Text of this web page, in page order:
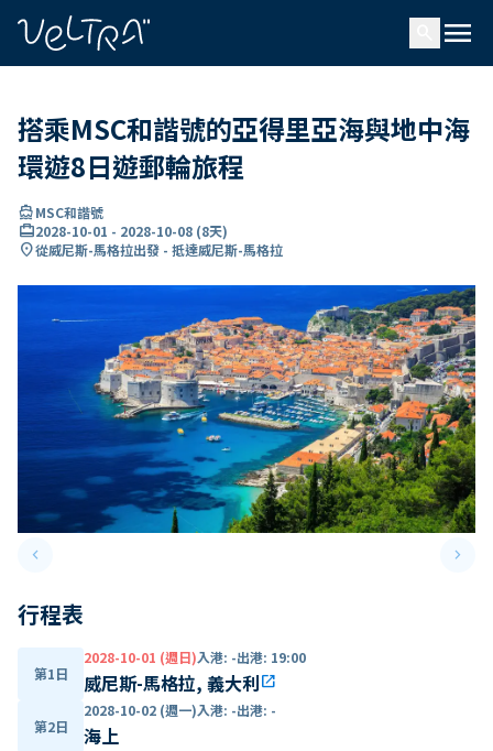
menu
搭乘MSC和諧號的亞得里亞海與地中海
環遊8日遊郵輪旅程
directions_boatMSC和諧號
card_travel2028-10-01 - 2028-10-08 (8天)
location_on從威尼斯-馬格拉出發 - 抵達威尼斯-馬格拉
keyboard_arrow_leftPrevious slide keyboard_arrow_right
行程表
第1日
2028-10-01 (週日)入港: -出港: 19:00
威尼斯-馬格拉, 義大利open_in_new
第2日
2028-10-02 (週一)入港: -出港: -
海上